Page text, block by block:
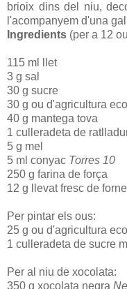
brioix dins del niu,
l'acompanyem d'una
Ingredients (per a 12
115 ml llet
3 g sal
30 g sucre
30 g ou d'agricultura
40 g mantega tova
1 culleradeta de
5 g mel
5 ml conyac Torres 10
250 g farina de força
12 g llevat fresc de
Per pintar els ous:
25 g ou d'agricultura
1 culleradeta de sucre
Per al niu de xocolata:
350 g xocolata negra